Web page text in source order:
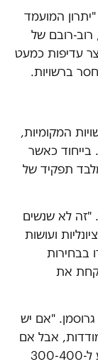
המועמד
רוב-רובם של
עדיפות כמעט
ברשויות.
המקומיות,
כאשר
תפקיד של
"זה לא שנשים
ועושות
התמודדו בבחירות
אם לקחת את
גרוסמן. "אם יש
אבל אם
המימון מגיע מהכיס הפרטי, הוא יכול להגיע ל-300-400